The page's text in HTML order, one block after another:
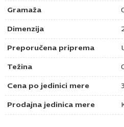
Gramaža
Dimenzija
Preporučena priprema
Težina
Cena po jedinici mere
Prodajna jedinica mere